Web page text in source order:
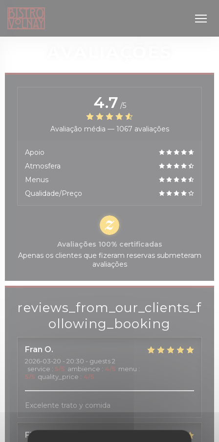
reviews_from_our_clients_f
ollowing_booking
Fran O
2026-03-20 - 20:30 - guests 2
service : 5/5 ambience : 4/5 menu :
5/5 quality_price : 4/5
Excelente trato y comida
Florence
4.7 /5
Avaliação média — 1067 avaliações
Apoio
Atmosfera
Menus
Qualidade/Preço
Avaliações 100% certificadas
Apenas os clientes que fizeram reservas submeteram
avaliações